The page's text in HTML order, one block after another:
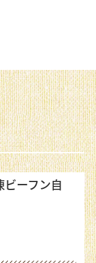
ビーフン自